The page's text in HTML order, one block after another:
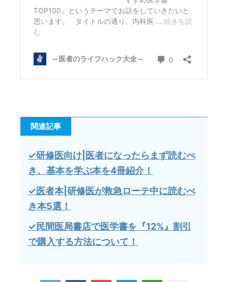
関連記事
✓研修医向け|医者になったらまず読むべ
き、基本を学ぶ本を4冊紹介！
✓医者本|研修医が救急ローテ中に読むべ
き本5選！
✓民間医局書店で医学書を『12%』割引
で購入する方法について！